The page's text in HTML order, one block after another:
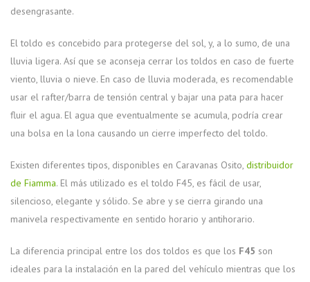
desengrasante.
El toldo es concebido para protegerse del sol, y, a lo sumo, de una
lluvia ligera. Así que se aconseja cerrar los toldos en caso de fuerte
viento, lluvia o nieve. En caso de lluvia moderada, es recomendable
usar el rafter/barra de tensión central y bajar una pata para hacer
fluir el agua. El agua que eventualmente se acumula, podría crear
una bolsa en la lona causando un cierre imperfecto del toldo.
Existen diferentes tipos, disponibles en Caravanas Osito, distribuidor
de Fiamma. El más utilizado es el toldo F45, es fácil de usar,
silencioso, elegante y sólido. Se abre y se cierra girando una
manivela respectivamente en sentido horario y antihorario.
La diferencia principal entre los dos toldos es que los F45 son
ideales para la instalación en la pared del vehículo mientras que los